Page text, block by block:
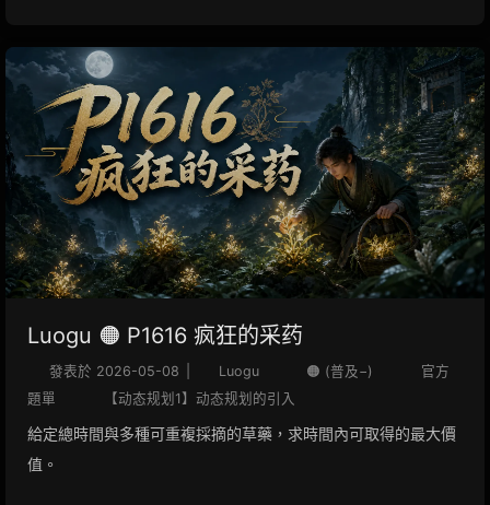
Luogu 🟠 P1616 疯狂的采药
發表於 2026-05-08 Luogu 🟠 (普及−)
官方
題單
【动态规划1】动态规划的引入
給定總時間與多種可重複採摘的草藥，求時間內可取得的最大價
值。